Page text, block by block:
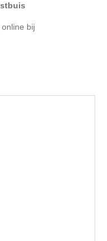
online bij